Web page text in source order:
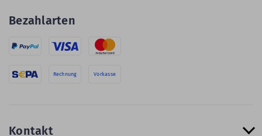
Bezahlarten
Rechnung Vorkasse
Kontakt